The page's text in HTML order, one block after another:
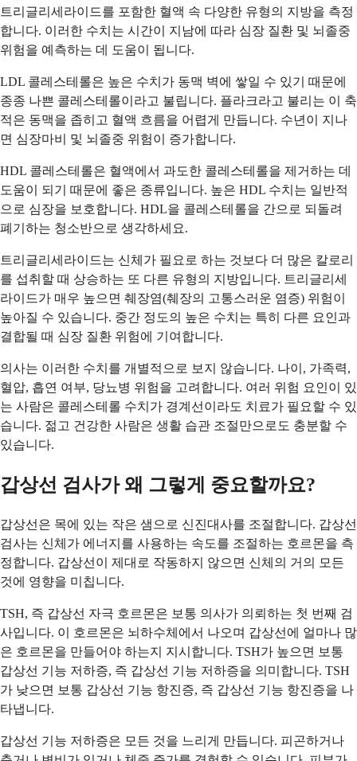
트리글리세라이드를 포함한 혈액 속 다양한 유형의 지방을 측정
합니다. 이러한 수치는 시간이 지남에 따라 심장 질환 및 뇌졸중
위험을 예측하는 데 도움이 됩니다.
LDL 콜레스테롤은 높은 수치가 동맥 벽에 쌓일 수 있기 때문에
종종 나쁜 콜레스테롤이라고 불립니다. 플라크라고 불리는 이 축
적은 동맥을 좁히고 혈액 흐름을 어렵게 만듭니다. 수년이 지나
면 심장마비 및 뇌졸중 위험이 증가합니다.
HDL 콜레스테롤은 혈액에서 과도한 콜레스테롤을 제거하는 데
도움이 되기 때문에 좋은 종류입니다. 높은 HDL 수치는 일반적
으로 심장을 보호합니다. HDL을 콜레스테롤을 간으로 되돌려
폐기하는 청소반으로 생각하세요.
트리글리세라이드는 신체가 필요로 하는 것보다 더 많은 칼로리
를 섭취할 때 상승하는 또 다른 유형의 지방입니다. 트리글리세
라이드가 매우 높으면 췌장염(췌장의 고통스러운 염증) 위험이
높아질 수 있습니다. 중간 정도의 높은 수치는 특히 다른 요인과
결합될 때 심장 질환 위험에 기여합니다.
의사는 이러한 수치를 개별적으로 보지 않습니다. 나이, 가족력,
혈압, 흡연 여부, 당뇨병 위험을 고려합니다. 여러 위험 요인이 있
는 사람은 콜레스테롤 수치가 경계선이라도 치료가 필요할 수 있
습니다. 젊고 건강한 사람은 생활 습관 조절만으로도 충분할 수
있습니다.
갑상선 검사가 왜 그렇게 중요할까요?
갑상선은 목에 있는 작은 샘으로 신진대사를 조절합니다. 갑상선
검사는 신체가 에너지를 사용하는 속도를 조절하는 호르몬을 측
정합니다. 갑상선이 제대로 작동하지 않으면 신체의 거의 모든
것에 영향을 미칩니다.
TSH, 즉 갑상선 자극 호르몬은 보통 의사가 의뢰하는 첫 번째 검
사입니다. 이 호르몬은 뇌하수체에서 나오며 갑상선에 얼마나 많
은 호르몬을 만들어야 하는지 지시합니다. TSH가 높으면 보통
갑상선 기능 저하증, 즉 갑상선 기능 저하증을 의미합니다. TSH
가 낮으면 보통 갑상선 기능 항진증, 즉 갑상선 기능 항진증을 나
타냅니다.
갑상선 기능 저하증은 모든 것을 느리게 만듭니다. 피곤하거나